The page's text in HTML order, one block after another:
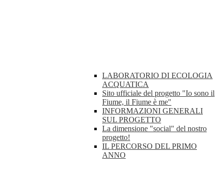
LABORATORIO DI ECOLOGIA
ACQUATICA
Sito ufficiale del progetto "Io sono il
Fiume, il Fiume è me"
INFORMAZIONI GENERALI
SUL PROGETTO
La dimensione "social" del nostro
progetto!
IL PERCORSO DEL PRIMO
ANNO